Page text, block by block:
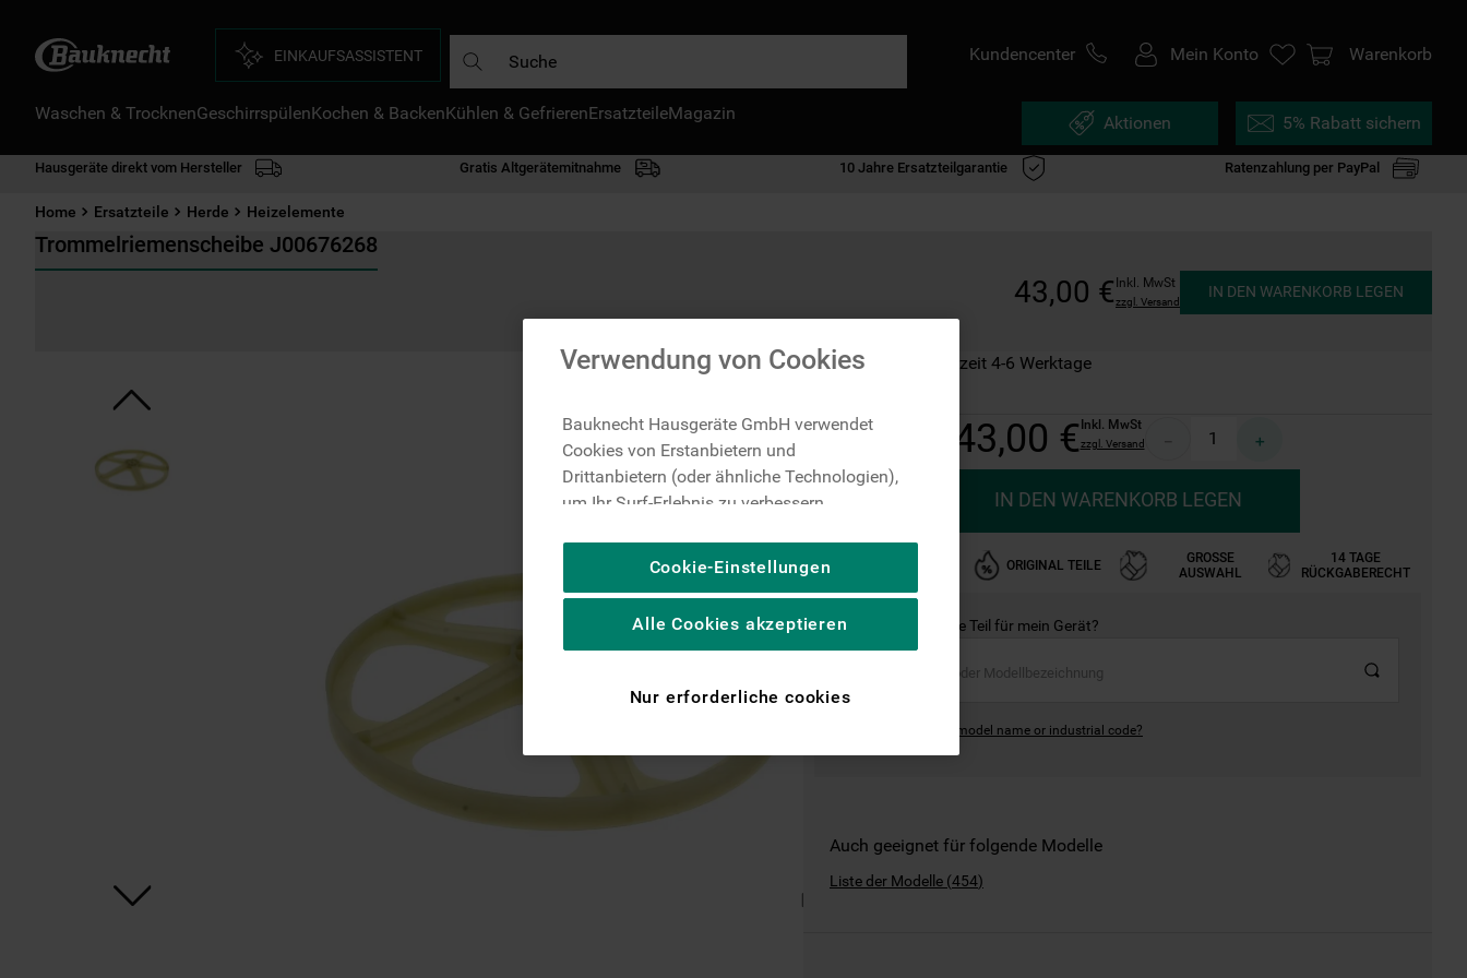
EINKAUFSASSISTENT Kundencenter Mein Konto Warenkorb
Waschen & TrocknenGeschirrspülenKochen & BackenKühlen & GefrierenErsatzteileMagazin Aktionen 5% Rabatt sichern
Hausgeräte direkt vom Hersteller Gratis Altgerätemitnahme 10 Jahre Ersatzteilgarantie Ratenzahlung per PayPal
Home Ersatzteile Herde Heizelemente
Trommelriemenscheibe J00676268
43,00 € Inkl. MwSt
zzgl. Versand
IN DEN WARENKORB LEGEN
Auf Lager: Lieferzeit 4-6 Werktage
43,00 €Inkl. MwSt
zzgl. Versand ＋
IN DEN WARENKORB LEGEN
ORIGINAL TEILE
GROSSE A
USWAHL
14 TAGE
RÜCKGABERECHT
Ist dies das richtige Teil für mein Gerät?
Where can I find the model name or industrial code?
Auch geeignet für folgende Modelle
Liste der Modelle (454)
Verwendung von Cookies
Bauknecht Hausgeräte GmbH verwendet
Cookies von Erstanbietern und
Drittanbietern (oder ähnliche Technologien),
um Ihr Surf-Erlebnis zu verbessern
um die redaktionellen Inhalte der Website
basierend auf Ihrer Nutzung der Website zu
personalisieren, die Funktionalität der
spezifische Funktionen anzubieten
Werbung basierend auf Ihren
Gewohnheiten, Interaktionen mit unseren
Websites, Werbeanzeigen und Interessen
(einschließlich über Drittanbieter und auf
Plattformen, beispielsweise Google LLC –
Cookie-Einstellungen
Nur erforderliche cookies
Alle Cookies akzeptieren
DIE HÄUFIGSTEN SUCHANFRAGEN
gefrierschrank